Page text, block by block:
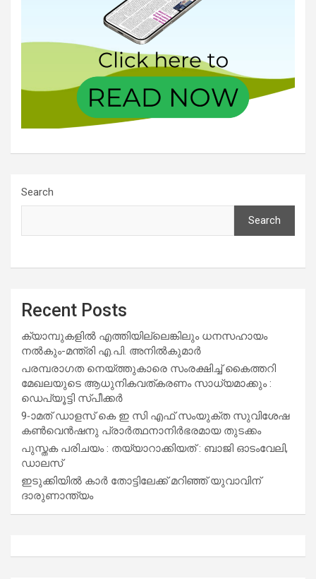
Search
Search
Recent Posts
ക്യാമ്പുകളിൽ എത്തിയില്ലെങ്കിലും ധനസഹായം
നൽകും-മന്ത്രി എ.പി. അനിൽകുമാർ
പരമ്പരാഗത നെയ്ത്തുകാരെ സംരക്ഷിച്ച് കൈത്തറി
മേഖലയുടെ ആധുനികവത്കരണം സാധ്യമാക്കും :
ഡെപ്യൂട്ടി സ്പീക്കർ
9-ാമത് ഡാളസ് കെ ഇ സി എഫ് സംയുക്ത സുവിശേഷ
കൺവെൻഷനു പ്രാർത്ഥനാനിർഭരമായ തുടക്കം
പുസ്തക പരിചയം : തയ്യാറാക്കിയത് : ബാജി ഓടംവേലി,
ഡാലസ്
ഇടുക്കിയിൽ കാർ തോട്ടിലേക്ക് മറിഞ്ഞ് യുവാവിന്
ദാരുണാന്ത്യം